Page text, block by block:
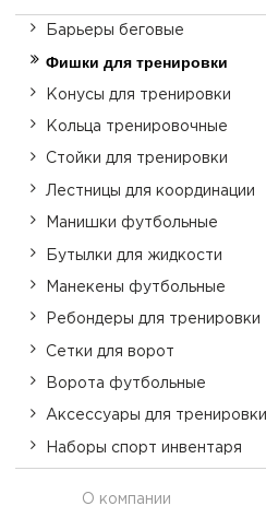
Барьеры беговые
Фишки для тренировки
Конусы для тренировки
Кольца тренировочные
Стойки для тренировки
Лестницы для координации
Манишки футбольные
Бутылки для жидкости
Манекены футбольные
Ребондеры для тренировки
Сетки для ворот
Ворота футбольные
Аксессуары для тренировки
Наборы спорт инвентаря
О компании